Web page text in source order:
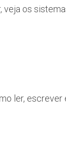
os
ler, escrever